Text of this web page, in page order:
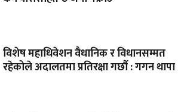
विशेष महाधिवेशन वैधानिक र विधानसम्मत
रहेकोले अदालतमा प्रतिरक्षा गर्छौ : गगन थापा